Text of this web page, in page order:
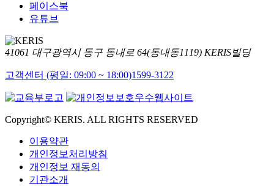
페이스북
유튜브
41061 대구광역시 동구 동내로 64(동내동1119) KERIS빌딩
고객센터 (평일: 09:00 ~ 18:00)1599-3122
Copyright© KERIS. ALL RIGHTS RESERVED
이용약관
개인정보처리방침
개인정보 재동의
기관소개